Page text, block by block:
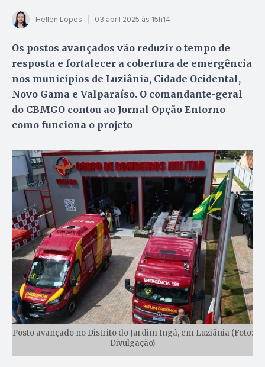
Hellen Lopes 03 abril 2025 às 15h14
Os postos avançados vão reduzir o tempo de
resposta e fortalecer a cobertura de emergência
nos municípios de Luziânia, Cidade Ocidental,
Novo Gama e Valparaíso. O comandante-geral
do CBMGO contou ao Jornal Opção Entorno
como funciona o projeto
Posto avançado no Distrito do Jardim Ingá, em Luziânia (Foto:
Divulgação)